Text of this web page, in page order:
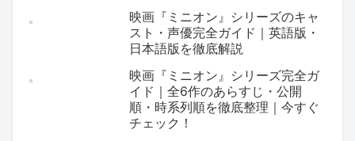
映画『ミニオン』シリーズのキャ
スト・声優完全ガイド｜英語版・
日本語版を徹底解説
映画『ミニオン』シリーズ完全ガ
イド｜全6作のあらすじ・公開
順・時系列順を徹底整理｜今すぐ
チェック！